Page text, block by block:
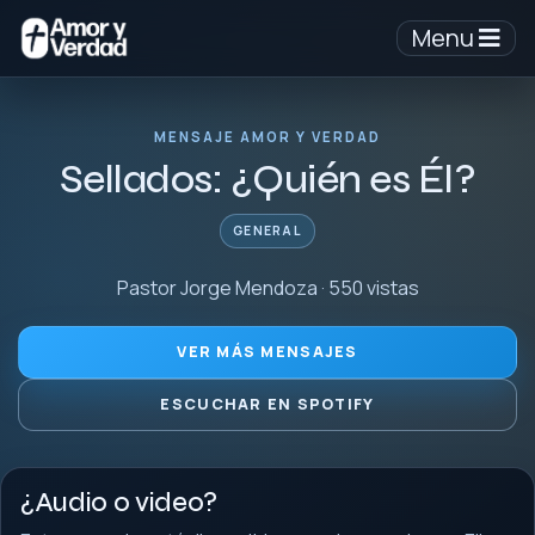
Menu
MENSAJE AMOR Y VERDAD
Sellados: ¿Quién es Él?
GENERAL
Pastor Jorge Mendoza · 550 vistas
VER MÁS MENSAJES
ESCUCHAR EN SPOTIFY
¿Audio o video?